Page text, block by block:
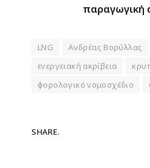
παραγωγική
LNG Ανδρέας Βορύλλας
ενεργειακή ακρίβεια
φορολογικό νομοσχέδιο
SHARE.